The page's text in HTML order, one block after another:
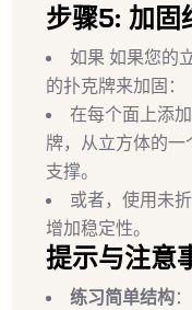
步骤5: 加固
如果 如果您的
的扑克牌来加固：
在每个面上添
牌，从立方体的
支撑。
或者，使用未
增加稳定性。
提示与注意
练习简单结构